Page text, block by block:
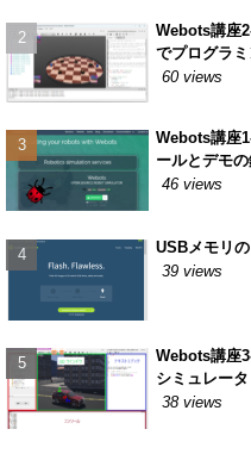
Webots講座
でプログラミ
60 views
Webots講座
ールとデモ
46 views
USBメモリ
39 views
Webots講座
シミュレータ
38 views